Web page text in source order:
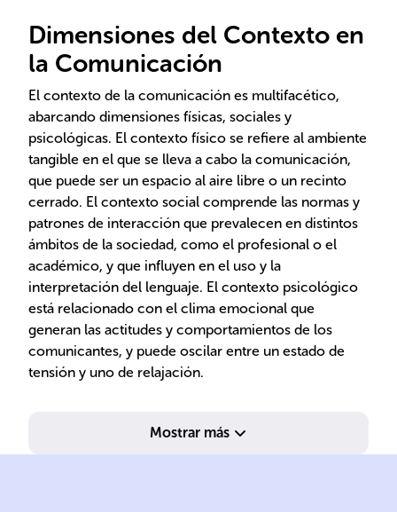
Dimensiones del Contexto en
la Comunicación
El contexto de la comunicación es multifacético,
abarcando dimensiones físicas, sociales y
psicológicas. El contexto físico se refiere al ambiente
tangible en el que se lleva a cabo la comunicación,
que puede ser un espacio al aire libre o un recinto
cerrado. El contexto social comprende las normas y
patrones de interacción que prevalecen en distintos
ámbitos de la sociedad, como el profesional o el
académico, y que influyen en el uso y la
interpretación del lenguaje. El contexto psicológico
está relacionado con el clima emocional que
generan las actitudes y comportamientos de los
comunicantes, y puede oscilar entre un estado de
tensión y uno de relajación.
Mostrar más